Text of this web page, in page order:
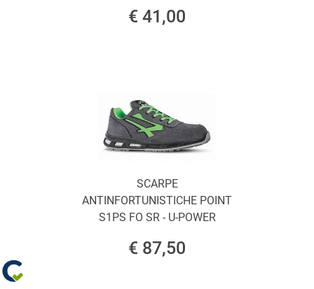
€ 41,00
SCARPE
ANTINFORTUNISTICHE POINT
S1PS FO SR - U-POWER
€ 87,50